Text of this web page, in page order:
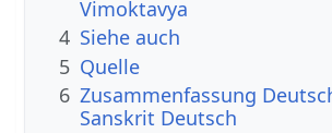
Vimoktavya
4 Siehe auch
5 Quelle
6 Zusammenfassung
Sanskrit Deutsch